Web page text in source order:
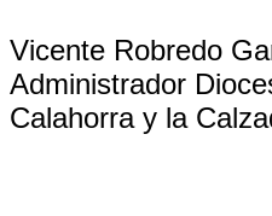
Vicente Robredo
Administrador
Calahorra y la